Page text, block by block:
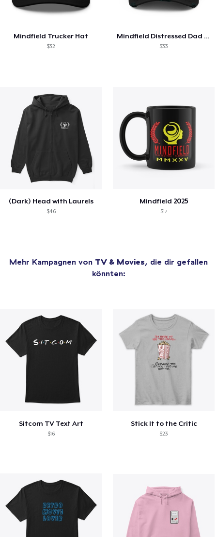
Mindfield Trucker Hat
$32
Mindfield Distressed Dad Hat
$33
(Dark) Head with Laurels
$46
Mindfield 2025
$17
Mehr Kampagnen von TV & Movies, die dir gefallen
könnten:
Sitcom TV Text Art
$16
Stick It to the Critic
$23